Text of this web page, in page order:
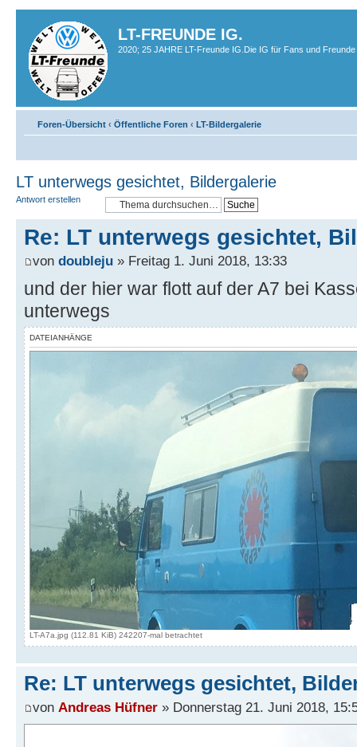
LT-FREUNDE IG.
2020; 25 JAHRE LT-Freunde IG.Die IG für Fans und
Foren-Übersicht ‹ Öffentliche Foren ‹ LT-Bildergalerie
LT unterwegs gesichtet, Bildergalerie
Antwort erstellen
Re: LT unterwegs gesichtet,
von doubleju » Freitag 1. Juni 2018, 13:33
und der hier war flott auf der A7 bei
unterwegs
DATEIANHÄNGE
LT-A7a.jpg (112.81 KiB) 242207-mal betrachtet
Re: LT unterwegs gesichtet,
von Andreas Hüfner » Donnerstag 21. Juni 2018,